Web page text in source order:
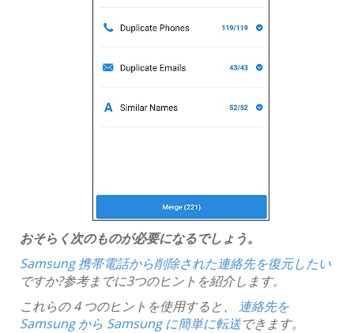
おそらく次のものが必要になるでしょう。
Samsung 携帯電話から削除された連絡先を復元したい
ですか?参考までに3つのヒントを紹介します。
これらの 4 つのヒントを使用すると、 連絡先を
Samsung から Samsung に簡単に転送できます。